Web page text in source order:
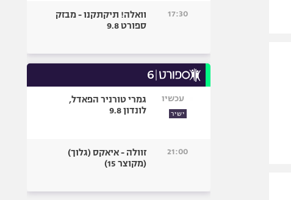
17:30
וואלה! תיקתקנו - מבזק
ספורט 9.8
עכשיו
ישיר
גמרי טורניר הפאדל,
לונדון 9.8
21:00
זוולה - איאקס (גלוך)
(מקוצר 15)